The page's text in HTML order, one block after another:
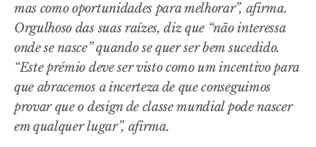
mas como oportunidades para melhorar”, afirma.
Orgulhoso das suas raízes, diz que “não interessa
onde se nasce” quando se quer ser bem sucedido.
“Este prémio deve ser visto como um incentivo para
que abracemos a incerteza de que conseguimos
provar que o design de classe mundial pode nascer
em qualquer lugar”, afirma.